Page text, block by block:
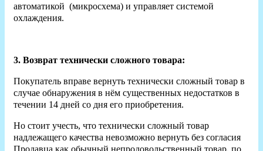
автоматикой (микросхема) и управляет системой
охлаждения.
3. Возврат технически сложного товара:
Покупатель вправе вернуть технически сложный товар в
случае обнаружения в нём существенных недостатков в
течении 14 дней со дня его приобретения.
Но стоит учесть, что технически сложный товар
надлежащего качества невозможно вернуть без согласия
Продавца как обычный непродовольственный товар, по